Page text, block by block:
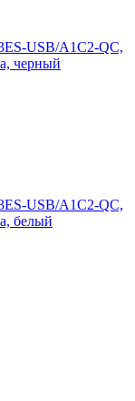
USB/A1C2-QC,
черный
USB/A1C2-QC,
белый